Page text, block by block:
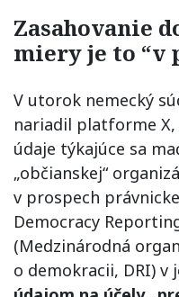
Zasahovanie
miery je to “v
V utorok nemecký
nariadil platforme X,
údaje týkajúce sa
„občianskej“
v prospech
Democracy
(Medzinárodná
o demokracii, DRI) v